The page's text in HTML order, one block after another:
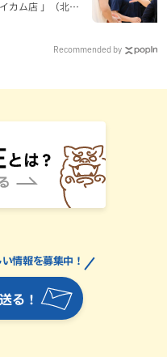
カム店 」（北中
Recommended by
る！
情報を募集中！